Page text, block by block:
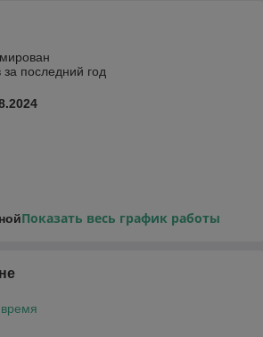
последний год
Показать весь график работы